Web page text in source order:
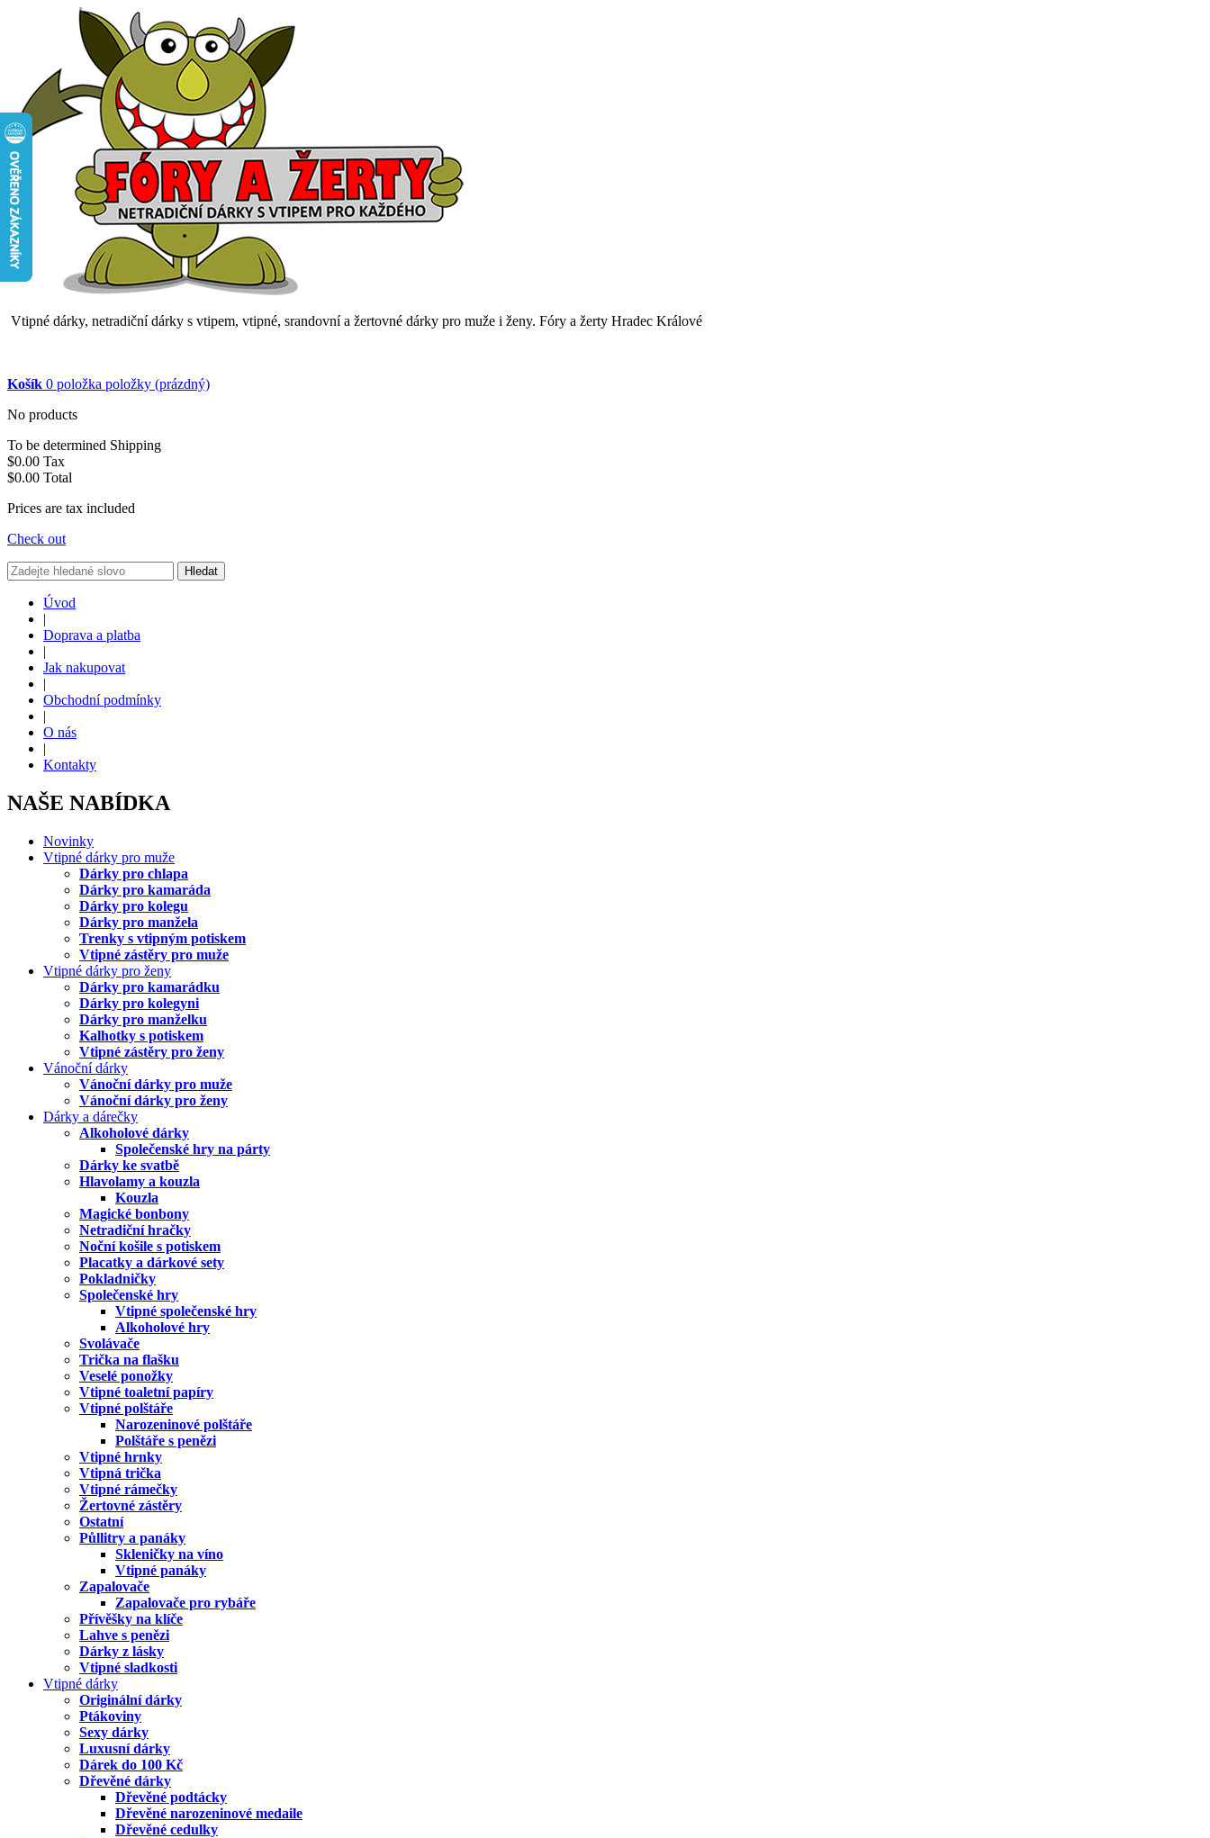
Vtipné dárky, netradiční dárky s vtipem, vtipné, srandovní a žertovné dárky pro muže i ženy. Fóry a žerty Hradec Králové
Košík 0 položka položky (prázdný)
No products
To be determined Shipping
$0.00 Tax
$0.00 Total
Prices are tax included
Check out
Hledat
Úvod
|
Doprava a platba
|
Jak nakupovat
|
Obchodní podmínky
|
O nás
|
Kontakty
NAŠE NABÍDKA
Novinky
Vtipné dárky pro muže
Dárky pro chlapa
Dárky pro kamaráda
Dárky pro kolegu
Dárky pro manžela
Trenky s vtipným potiskem
Vtipné zástěry pro muže
Vtipné dárky pro ženy
Dárky pro kamarádku
Dárky pro kolegyni
Dárky pro manželku
Kalhotky s potiskem
Vtipné zástěry pro ženy
Vánoční dárky
Vánoční dárky pro muže
Vánoční dárky pro ženy
Dárky a dárečky
Alkoholové dárky
Společenské hry na párty
Dárky ke svatbě
Hlavolamy a kouzla
Kouzla
Magické bonbony
Netradiční hračky
Noční košile s potiskem
Placatky a dárkové sety
Pokladničky
Společenské hry
Vtipné společenské hry
Alkoholové hry
Svolávače
Trička na flašku
Veselé ponožky
Vtipné toaletní papíry
Vtipné polštáře
Narozeninové polštáře
Polštáře s penězi
Vtipné hrnky
Vtipná trička
Vtipné rámečky
Žertovné zástěry
Ostatní
Půllitry a panáky
Skleničky na víno
Vtipné panáky
Zapalovače
Zapalovače pro rybáře
Přívěšky na klíče
Lahve s penězi
Dárky z lásky
Vtipné sladkosti
Vtipné dárky
Originální dárky
Ptákoviny
Sexy dárky
Luxusní dárky
Dárek do 100 Kč
Dřevěné dárky
Dřevěné podtácky
Dřevěné narozeninové medaile
Dřevěné cedulky